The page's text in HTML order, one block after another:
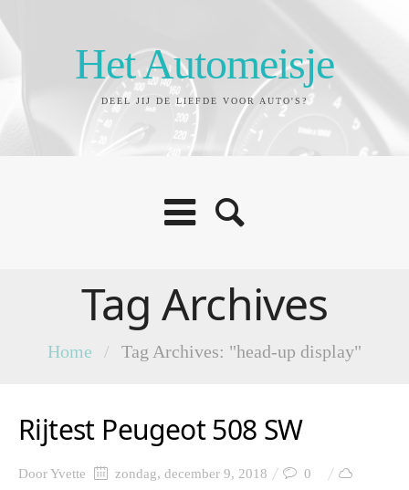
Het Automeisje
DEEL JIJ DE LIEFDE VOOR AUTO'S?
Tag Archives
Home / Tag Archives: "head-up display"
Rijtest Peugeot 508 SW
DoorYvette zondag, december 9, 2018
0